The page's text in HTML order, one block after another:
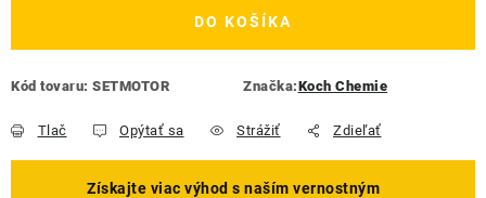
DO KOŠÍKA
Kód tovaru: SETMOTOR Značka:Koch Chemie
Tlač Opýtať sa Strážiť Zdieľať
Získajte viac výhod s naším vernostným